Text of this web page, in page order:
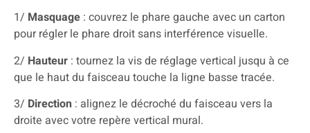
1/ Masquage : couvrez le phare gauche avec un carton
pour régler le phare droit sans interférence visuelle.
2/ Hauteur : tournez la vis de réglage vertical jusqu à ce
que le haut du faisceau touche la ligne basse tracée.
3/ Direction : alignez le décroché du faisceau vers la
droite avec votre repère vertical mural.